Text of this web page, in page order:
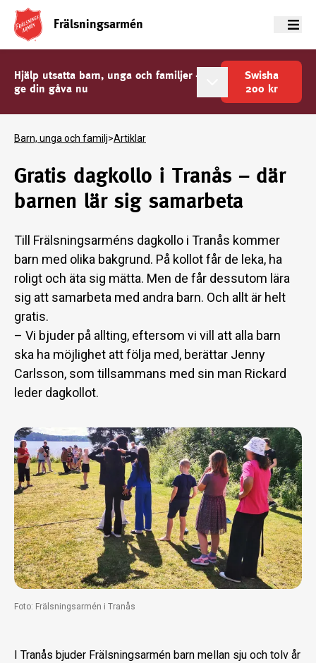
Frälsningsarmén Meny
Hjälp utsatta barn, unga och familjer -
ge din gåva nu
Swisha
200 kr
Barn, unga och familj>Artiklar
Gratis dagkollo i Tranås – där
barnen lär sig samarbeta
Till Frälsningsarméns dagkollo i Tranås kommer
barn med olika bakgrund. På kollot får de leka, ha
roligt och äta sig mätta. Men de får dessutom lära
sig att samarbeta med andra barn. Och allt är helt
gratis.
– Vi bjuder på allting, eftersom vi vill att alla barn
ska ha möjlighet att följa med, berättar Jenny
Carlsson, som tillsammans med sin man Rickard
leder dagkollot.
Foto: Frälsningsarmén i Tranås
I Tranås bjuder Frälsningsarmén barn mellan sju och tolv år